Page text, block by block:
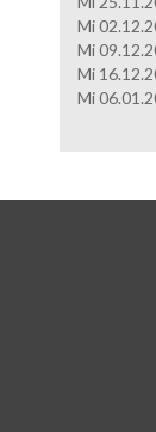
Mi
Mi
Mi
Mi